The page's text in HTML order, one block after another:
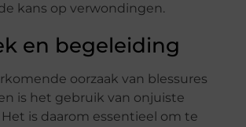
kans op verwondingen.
en begeleiding
oorzaak van blessures
is het gebruik van onjuiste
is daarom essentieel om te